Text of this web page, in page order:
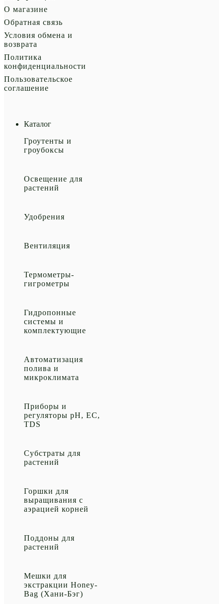
О магазине
Обратная связь
Условия обмена и
возврата
Политика
конфиденциальности
Пользовательское
соглашение
Каталог
Гроутенты и
гроубоксы
Освещение для
растений
Удобрения
Вентиляция
Термометры-
гигрометры
Гидропонные
системы и
комплектующие
Автоматизация
полива и
микроклимата
Приборы и
регуляторы рН, EC,
TDS
Субстраты для
растений
Горшки для
выращивания с
аэрацией корней
Поддоны для
растений
Мешки для
экстракции Honey-
Bag (Хани-Бэг)